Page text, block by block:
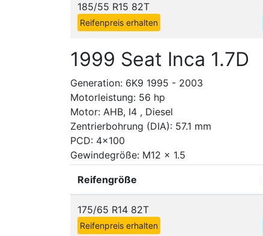
185/55 R15 82T
Reifenpreis erhalten
1999 Seat Inca 1.7D
Generation: 6K9 1995 - 2003
Motorleistung: 56 hp
Motor: AHB, I4 , Diesel
Zentrierbohrung (DIA): 57.1 mm
PCD: 4x100
Gewindegröße: M12 x 1.5
Reifengröße
175/65 R14 82T
Reifenpreis erhalten